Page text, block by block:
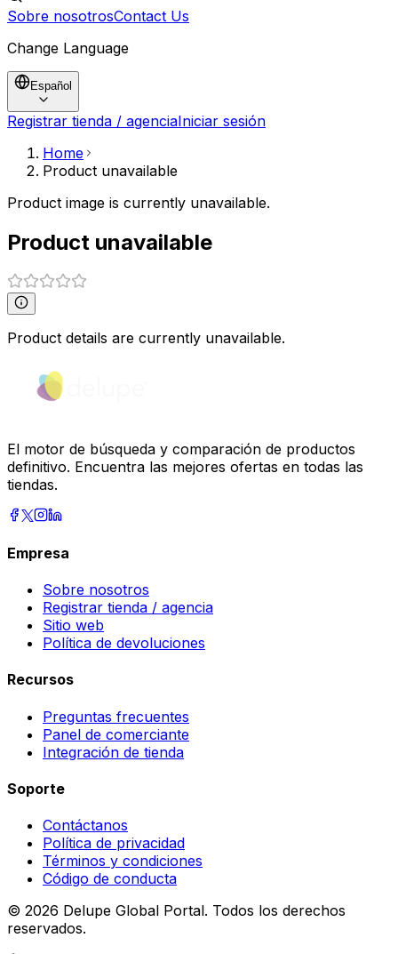
Sobre nosotrosContact Us
Change Language
Español
Registrar tienda / agenciaIniciar sesión
Home
Product unavailable
Product image is currently unavailable.
Product unavailable
Product details are currently unavailable.
El motor de búsqueda y comparación de productos
definitivo. Encuentra las mejores ofertas en todas las
tiendas.
Empresa
Sobre nosotros
Registrar tienda / agencia
Sitio web
Política de devoluciones
Recursos
Preguntas frecuentes
Panel de comerciante
Integración de tienda
Soporte
Contáctanos
Política de privacidad
Términos y condiciones
Código de conducta
© 2026 Delupe Global Portal. Todos los derechos
reservados.